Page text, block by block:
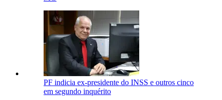
PF indicia ex-presidente do INSS e outros cinco
em segundo inquérito